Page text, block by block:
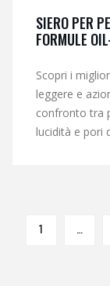
SIERO PER
FORMULE
Scopri i
leggere e
confronto tra
lucidità e pori
1